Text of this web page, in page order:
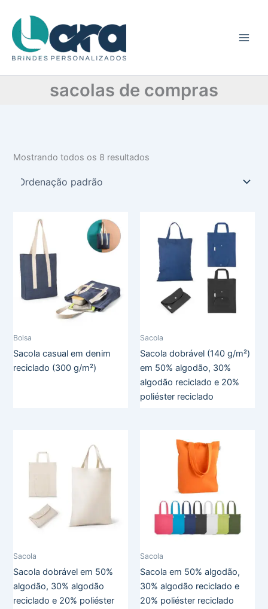
para
conteúdo
sacolas de compras
t
e
r
Mostrando todos os 8 resultados
Bolsa
Sacola casual em denim
reciclado (300 g/m²)
Sacola
Sacola dobrável (140 g/m²)
em 50% algodão, 30%
algodão reciclado e 20%
poliéster reciclado
Sacola
Sacola dobrável em 50%
algodão, 30% algodão
reciclado e 20% poliéster
Sacola
Sacola em 50% algodão,
30% algodão reciclado e
20% poliéster reciclado